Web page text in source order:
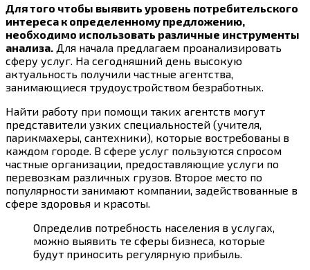
Для того чтобы выявить уровень потребительского
интереса к определенному предложению,
необходимо использовать различные инструменты
анализа. Для начала предлагаем проанализировать
сферу услуг. На сегодняшний день высокую
актуальность получили частные агентства,
занимающиеся трудоустройством безработных.
Найти работу при помощи таких агентств могут
представители узких специальностей (учителя,
парикмахеры, сантехники), которые востребованы в
каждом городе. В сфере услуг пользуются спросом
частные организации, предоставляющие услуги по
перевозкам различных грузов. Второе место по
популярности занимают компании, задействованные в
сфере здоровья и красоты.
Определив потребность населения в услугах,
можно выявить те сферы бизнеса, которые
будут приносить регулярную прибыль.